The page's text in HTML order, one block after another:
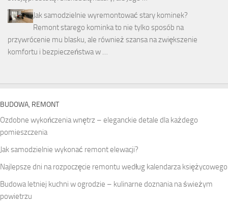
Jak samodzielnie wyremontować stary kominek?
Remont starego kominka to nie tylko sposób na
przywrócenie mu blasku, ale również szansa na zwiększenie
komfortu i bezpieczeństwa w …
BUDOWA, REMONT
Ozdobne wykończenia wnętrz – eleganckie detale dla każdego
pomieszczenia
Jak samodzielnie wykonać remont elewacji?
Najlepsze dni na rozpoczęcie remontu według kalendarza księżycowego
Budowa letniej kuchni w ogrodzie – kulinarne doznania na świeżym
powietrzu